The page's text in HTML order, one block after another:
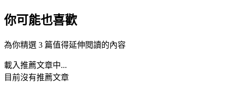
你可能也喜歡
為你精選 3 篇值得延伸閱讀的內容
載入推薦文章中...
目前沒有推薦文章